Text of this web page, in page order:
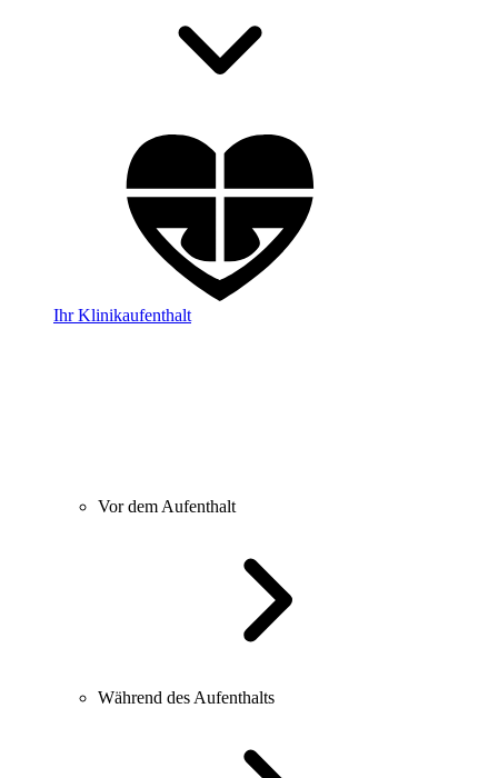
Ihr Klinikaufenthalt
Vor dem Aufenthalt
Während des Aufenthalts